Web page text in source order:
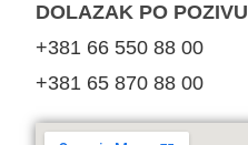
DOLAZAK PO POZIVU
+381 66 550 88 00
+381 65 870 88 00